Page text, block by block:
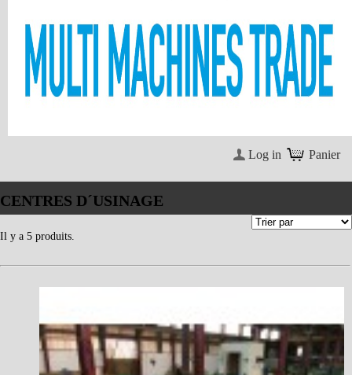
Panier
Log in
CENTRES D´USINAGE
Il y a 5 produits.